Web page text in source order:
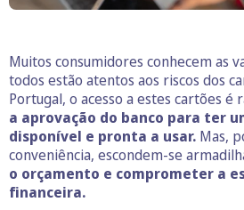
Muitos consumidores conhecem as
todos estão atentos aos riscos dos
Portugal, o acesso a estes cartões é
a aprovação do banco para ter
disponível e pronta a usar. Mas,
conveniência, escondem-se
o orçamento e comprometer a
financeira.